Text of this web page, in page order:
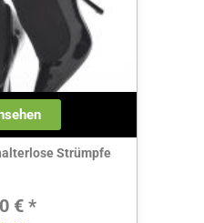
Strümpfe
Preis:
€ *